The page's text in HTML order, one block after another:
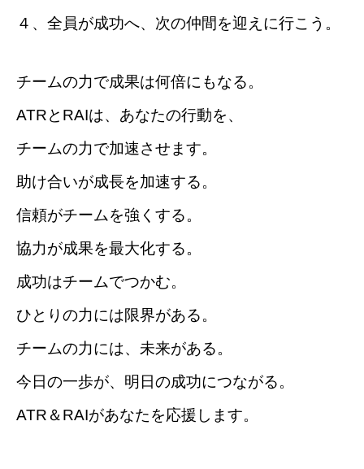
４、全員が成功へ、次の仲間を迎えに行こう。
チームの力で成果は何倍にもなる。
ATRとRAIは、あなたの行動を、
チームの力で加速させます。
助け合いが成長を加速する。
信頼がチームを強くする。
協力が成果を最大化する。
成功はチームでつかむ。
ひとりの力には限界がある。
チームの力には、未来がある。
今日の一歩が、明日の成功につながる。
ATR＆RAIがあなたを応援します。